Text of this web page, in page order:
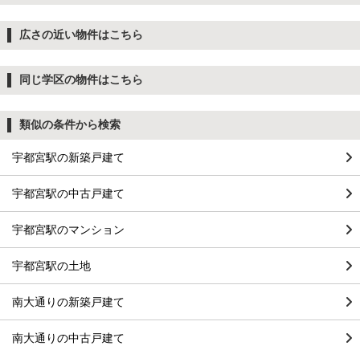
広さの近い物件はこちら
同じ学区の物件はこちら
類似の条件から検索
宇都宮駅の新築戸建て
宇都宮駅の中古戸建て
宇都宮駅のマンション
宇都宮駅の土地
南大通りの新築戸建て
南大通りの中古戸建て